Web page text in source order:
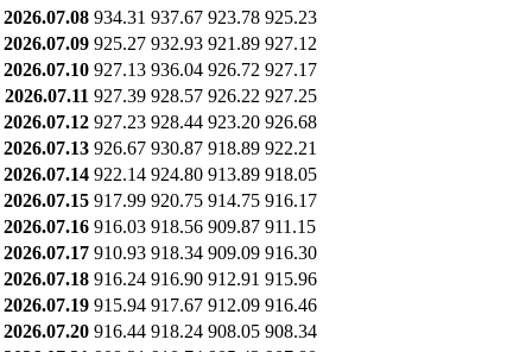
2026.07.08 934.31 937.67 923.78 925.23
2026.07.09 925.27 932.93 921.89 927.12
2026.07.10 927.13 936.04 926.72 927.17
2026.07.11 927.39 928.57 926.22 927.25
2026.07.12 927.23 928.44 923.20 926.68
2026.07.13 926.67 930.87 918.89 922.21
2026.07.14 922.14 924.80 913.89 918.05
2026.07.15 917.99 920.75 914.75 916.17
2026.07.16 916.03 918.56 909.87 911.15
2026.07.17 910.93 918.34 909.09 916.30
2026.07.18 916.24 916.90 912.91 915.96
2026.07.19 915.94 917.67 912.09 916.46
2026.07.20 916.44 918.24 908.05 908.34